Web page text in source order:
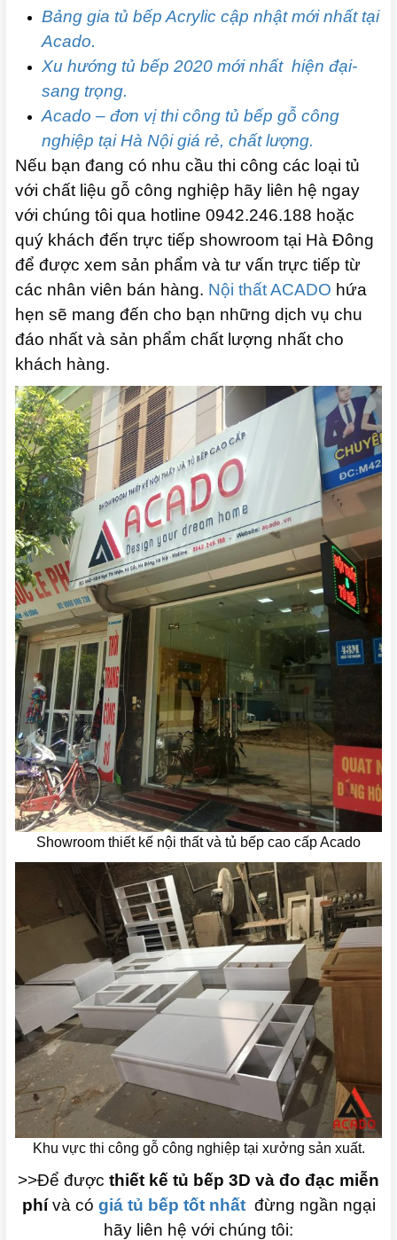
Bảng gia tủ bếp Acrylic cập nhật mới nhất tại
Acado.
Xu hướng tủ bếp 2020 mới nhất hiện đại-
sang trọng.
Acado – đơn vị thi công tủ bếp gỗ công
nghiệp tại Hà Nội giá rẻ, chất lượng.
Nếu bạn đang có nhu cầu thi công các loại tủ
với chất liệu gỗ công nghiệp hãy liên hệ ngay
với chúng tôi qua hotline 0942.246.188 hoặc
quý khách đến trực tiếp showroom tại Hà Đông
để được xem sản phẩm và tư vấn trực tiếp từ
các nhân viên bán hàng. Nội thất ACADO hứa
hẹn sẽ mang đến cho bạn những dịch vụ chu
đáo nhất và sản phẩm chất lượng nhất cho
khách hàng.
Showroom thiết kế nội thất và tủ bếp cao cấp Acado
Khu vực thi công gỗ công nghiệp tại xưởng sản xuất.
>>Để được thiết kế tủ bếp 3D và đo đạc miễn
phívà có giá tủ bếp tốt nhất đừng ngần ngại
hãy liên hệ với chúng tôi: